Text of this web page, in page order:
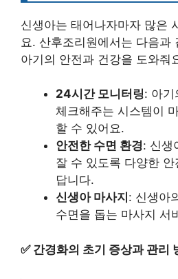
신생아는 태어나자마자 많은
요. 산후조리원에서는 다음과
아기의 안전과 건강을 도와줘
24시간 모니터링: 아기
체크해주는 시스템이
할 수 있어요.
안전한 수면 환경: 신생
잘 수 있도록 다양한
답니다.
신생아 마사지 : 신생아
수면을 돕는 마사지 서
✅ 간경화의 초기 증상과 관리